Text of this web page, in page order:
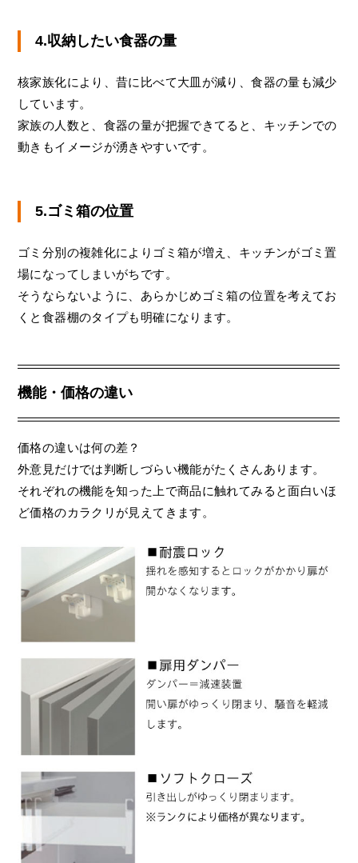
4.収納したい食器の量
核家族化により、昔に比べて大皿が減り、食器の量も減少
しています。
家族の人数と、食器の量が把握できてると、キッチンでの
動きもイメージが湧きやすいです。
5.ゴミ箱の位置
ゴミ分別の複雑化によりゴミ箱が増え、キッチンがゴミ置
場になってしまいがちです。
そうならないように、あらかじめゴミ箱の位置を考えてお
くと食器棚のタイプも明確になります。
機能・価格の違い
価格の違いは何の差？
外意見だけでは判断しづらい機能がたくさんあります。
それぞれの機能を知った上で商品に触れてみると面白いほ
ど価格のカラクリが見えてきます。